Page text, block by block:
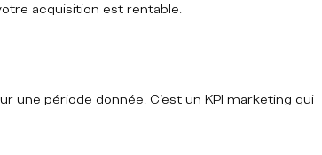
acquisition est rentable.
période donnée. C’est un KPI marketing qui